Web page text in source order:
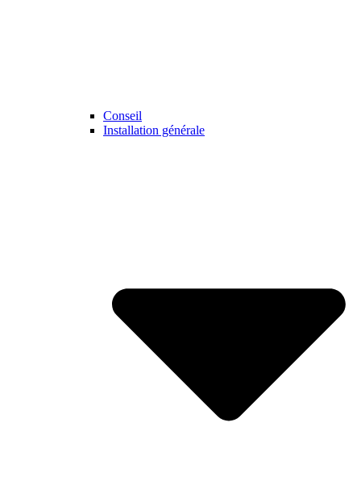
Conseil
Installation générale